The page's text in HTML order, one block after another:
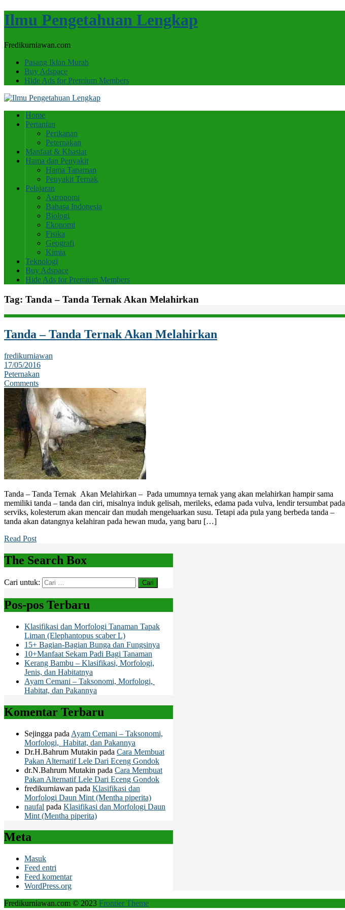
Ilmu Pengetahuan Lengkap
Fredikurniawan.com
Pasang Iklan Murah
Buy Adspace
Hide Ads for Premium Members
Home
Pertanian
Perikanan
Peternakan
Manfaat & Khasiat
Hama dan Penyakit
Hama Tanaman
Penyakit Ternak
Pelajaran
Astronomi
Bahasa Indonesia
Biologi
Ekonomi
Fisika
Geografi
Kimia
Teknologi
Buy Adspace
Hide Ads for Premium Members
Tag: Tanda – Tanda Ternak Akan Melahirkan
Tanda – Tanda Ternak Akan Melahirkan
fredikurniawan
17/05/2016
Peternakan
Comments
Tanda – Tanda Ternak Akan Melahirkan – Pada umumnya ternak yang akan melahirkan hampir sama
memiliki tanda – tanda dan ciri, misalnya induk gelisah, merileks, edama pada vulva, lendir tersumbat pada
serviks, kolesterum akan mencair dan mudah mengeluarkan susu. Tetapi ada pula yang berbeda tanda –
tanda akan datangnya kelahiran pada hewan muda, yang baru […]
Read Post
The Search Box
Cari untuk:
Pos-pos Terbaru
Klasifikasi dan Morfologi Tanaman Tapak
Liman (Elephantopus scaber L)
15+ Bagian-Bagian Bunga dan Fungsinya
10+Manfaat Sekam Padi Bagi Tanaman
Kerang Bambu – Klasifikasi, Morfologi,
Jenis, dan Habitatnya
Ayam Cemani – Taksonomi, Morfologi,
Habitat, dan Pakannya
Komentar Terbaru
Sejingga pada Ayam Cemani – Taksonomi,
Morfologi, Habitat, dan Pakannya
Dr.H.Bahrum Mutakin pada Cara Membuat
Pakan Alternatif Lele Dari Eceng Gondok
dr.N.Bahrum Mutakin pada Cara Membuat
Pakan Alternatif Lele Dari Eceng Gondok
fredikurniawan pada Klasifikasi dan
Morfologi Daun Mint (Mentha piperita)
naufal pada Klasifikasi dan Morfologi Daun
Mint (Mentha piperita)
Meta
Masuk
Feed entri
Feed komentar
WordPress.org
Fredikurniawan.com © 2023 Frontier Theme